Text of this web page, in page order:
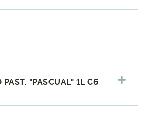
PAST. "PASCUAL" 1L C6